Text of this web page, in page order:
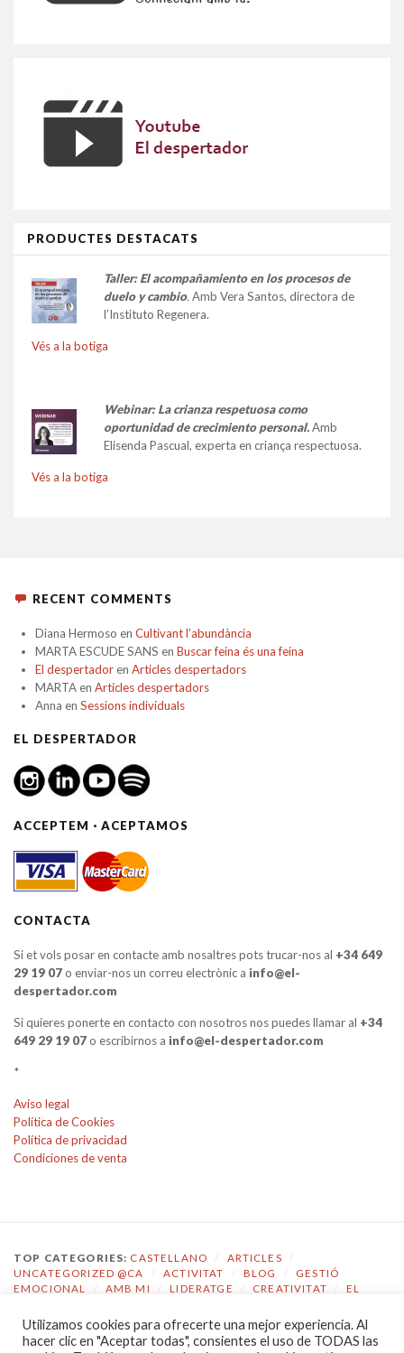
PRODUCTES DESTACATS
Taller: El acompañamiento en los procesos de
duelo y cambio.Amb Vera Santos, directora de
l’Instituto Regenera.
Vés a la botiga
Webinar: La crianza respetuosa como
oportunidad de crecimiento personal.Amb
Elisenda Pascual, experta en criança respectuosa.
Vés a la botiga
RECENT COMMENTS
Diana Hermoso en Cultivant l’abundància
MARTA ESCUDE SANS en Buscar feina és una feina
El despertadoren Articles despertadors
MARTAen Articles despertadors
Anna en Sessions individuals
EL DESPERTADOR
ACCEPTEM · ACEPTAMOS
CONTACTA
Si et vols posar en contacte amb nosaltres pots trucar-nos al +34 649
29 19 07o enviar-nos un correu electrònic a info@el-
despertador.com
Si quieres ponerte en contacto con nosotros nos puedes llamar al +34
649 29 19 07o escribirnos a info@el-despertador.com
*
Aviso legal
Política de Cookies
Política de privacidad
Condiciones de venta
TOP CATEGORIES: CASTELLANO ARTICLES
UNCATEGORIZED @CA
ACTIVITAT BLOG
GESTIÓ
EMOCIONAL
AMB MI LIDERATGE CREATIVITAT
EL
TOP TAGS: COACHING / GESTIÓ EMOCIONAL / ECOLOGIA
EMOCIONAL / EL DESPERTADOR / CONSCIÈNCIA /
Utilizamos cookies para ofrecerte una mejor experiencia. Al
hacer clic en "Aceptar todas", consientes el uso de TODAS las